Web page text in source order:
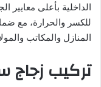
الداخلية بأعلى
للكسر والحرارة، مع
المنازل والمكاتب
تركيب